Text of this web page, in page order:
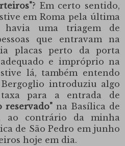
? Em certo sentido,
em Roma pela última
havia uma triagem de
que entravam na
placas perto da porta
e impróprio na
lá, também entendo
introduziu algo
para a entrada de
reservado" na Basílica de
ao contrário da minha
de São Pedro em junho
hoje em dia.